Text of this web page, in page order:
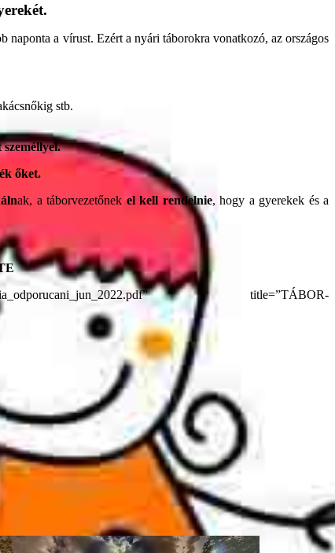
naponta a vírust. Ezért a nyári táborokra vonatkozó, az országos
stb.
őket.
ak, a táborvezetőnek el kell rendelnie, hogy a gyerekek és a
title=”TÁBOR-